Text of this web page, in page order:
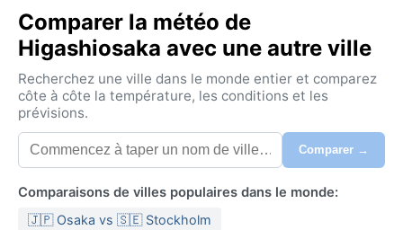
compacts et les collines boisées à l’horizon. Ici, le
rythme est celui des trains bondés, des izakayas
animés le soir et des cerisiers qui colorent les
avenues au printemps.
Le climat, classé Cfa selon Köppen, est subtropical
humide. Les étés sont lourds, avec des températures
oscillant entre 25°C et 35°C, une humidité accablante
d’été (la saison des pluies tsuyu, de juin à mi-juillet).
L’hiver est doux, rarement sous 0°C, avec des
Comparer la météo de
Higashiosaka avec une autre ville
Recherchez une ville dans le monde entier et comparez
côte à côte la température, les conditions et les
prévisions.
Comparer →
Comparaisons de villes populaires dans le monde:
🇯🇵 Osaka vs 🇸🇪 Stockholm